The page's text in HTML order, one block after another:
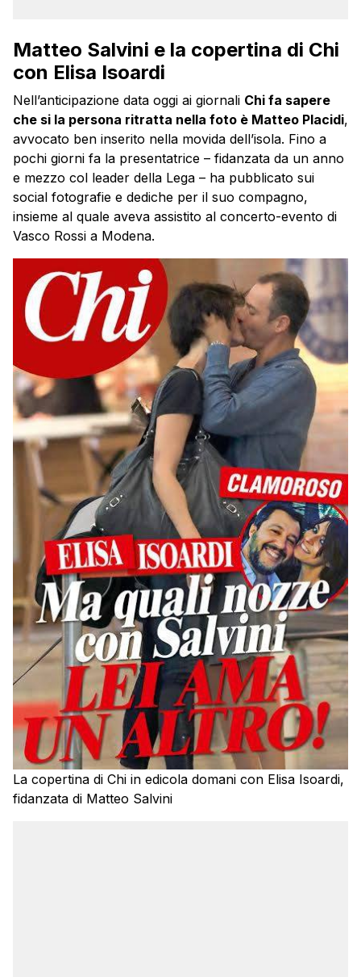
Matteo Salvini e la copertina di Chi
con Elisa Isoardi
Nell’anticipazione data oggi ai giornali Chi fa sapere
che si la persona ritratta nella foto è Matteo Placidi,
avvocato ben inserito nella movida dell’isola. Fino a
pochi giorni fa la presentatrice – fidanzata da un anno
e mezzo col leader della Lega – ha pubblicato sui
social fotografie e dediche per il suo compagno,
insieme al quale aveva assistito al concerto-evento di
Vasco Rossi a Modena.
La copertina di Chi in edicola domani con Elisa Isoardi,
fidanzata di Matteo Salvini